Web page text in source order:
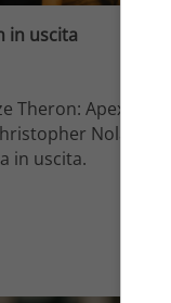
in uscita
Theron: Apex su
Nolan.
in uscita.